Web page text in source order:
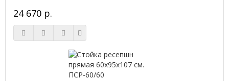
24 670 р.